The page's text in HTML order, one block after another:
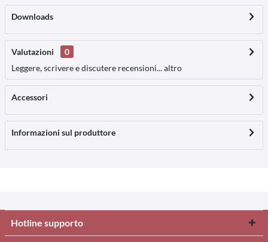
Downloads
Valutazioni
0
Leggere, scrivere e discutere recensioni...altro
Accessori
Informazioni sul produttore
Hotline supporto